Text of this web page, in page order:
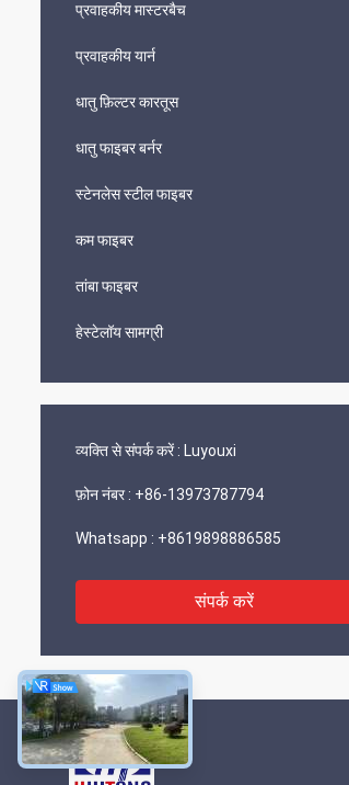
प्रवाहकीय मास्टरबैच
प्रवाहकीय यार्न
धातु फ़िल्टर कारतूस
धातु फाइबर बर्नर
स्टेनलेस स्टील फाइबर
कम फाइबर
तांबा फाइबर
हेस्टेलॉय सामग्री
व्यक्ति से संपर्क करें : Luyouxi
फ़ोन नंबर : +86-13973787794
Whatsapp : +8619898886585
संपर्क करें